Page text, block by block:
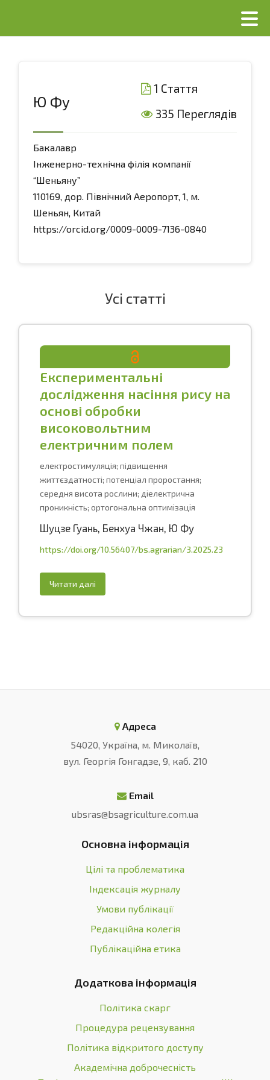
Ю Фу
1 Стаття
335 Переглядів
Бакалавр
Інженерно-технічна філія компанії
“Шеньяну”
110169, дор. Північний Аеропорт, 1, м.
Шеньян, Китай
https://orcid.org/0009-0009-7136-0840
Усі статті
Експериментальні
дослідження насіння рису на
основі обробки
високовольтним
електричним полем
електростимуляція; підвищення
життєздатності; потенціал проростання;
середня висота рослини; діелектрична
проникність; ортогональна оптимізація
Шуцзе Гуань, Бенхуа Чжан, Ю Фу
https://doi.org/10.56407/bs.agrarian/3.2025.23
Читати далі
Адреса
54020, Україна, м. Миколаїв,
вул. Георгія Гонгадзе, 9, каб. 210
Email
ubsras@bsagriculture.com.ua
Основна інформація
Цілі та проблематика
Індексація журналу
Умови публікації
Редакційна колегія
Публікаційна етика
Додаткова інформація
Політика скарг
Процедура рецензування
Політика відкритого доступу
Академічна доброчесність